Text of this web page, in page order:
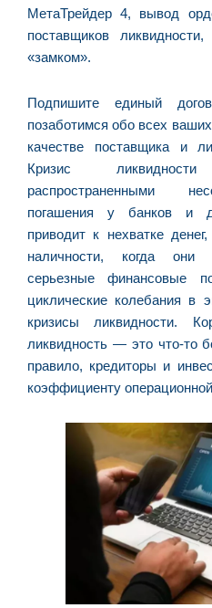
МетаТрейдер 4, вывод
поставщиков
«замком».
Подпишите единый
позаботимся обо всех
качестве поставщика и
Кризис
распространенными
погашения у банков и
приводит к нехватке
наличности, когда они
серьезные финансовые
циклические колебания в
кризисы ликвидности.
ликвидность — это что-то
правило, кредиторы и
коэффициенту